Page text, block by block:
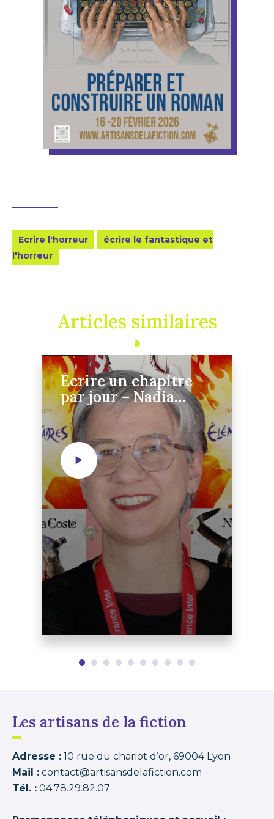
Ecrire l'horreur
écrire le fantastique et
l'horreur
Articles similaires
Écrire un chapitre
par jour – Nadia
Coste
Les artisans de la fiction
Adresse : 10 rue du chariot d’or, 69004 Lyon
Mail : contact@artisansdelafiction.com
Tél. : 04.78.29.82.07